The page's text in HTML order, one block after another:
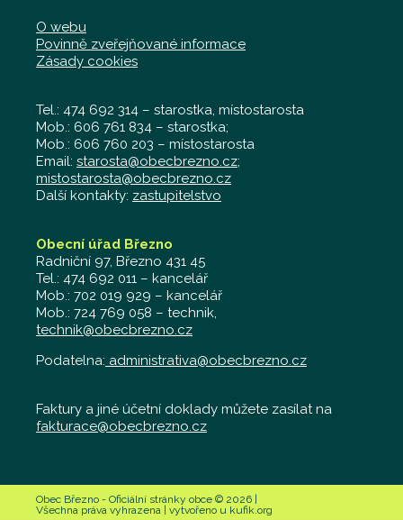
O webu
Povinně zveřejňované informace
Zásady cookies
Tel.: 474 692 314 – starostka, místostarosta
Mob.: 606 761 834 – starostka;
Mob.: 606 760 203 – místostarosta
Email: starosta@obecbrezno.cz;
mistostarosta@obecbrezno.cz
Další kontakty: zastupitelstvo
Obecní úřad Březno
Radniční 97, Březno 431 45
Tel.: 474 692 011 – kancelář
Mob.: 702 019 929 – kancelář
Mob.: 724 769 058 – technik,
technik@obecbrezno.cz
Podatelna: administrativa@obecbrezno.cz
Faktury a jiné účetní doklady můžete zasílat na
fakturace@obecbrezno.cz
Obec Březno - Oficiální stránky obce © 2026 |
Všechna práva vyhrazena | vytvořeno u kufik.org